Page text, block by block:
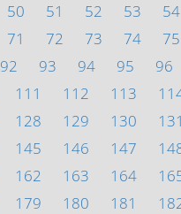
50 51 52 53 54
71 72 73 74 75
92 93 94 95 96
111 112 113
128 129 130 131
145 146 147
162 163 164
179 180 181